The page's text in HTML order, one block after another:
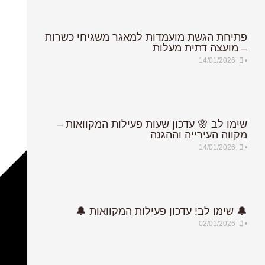
פתיחת הגשת מועמדות למאגר משגיחי כשרות
– מועצה דתית מעלות
•
14/01/2026
שימו לב 🌸 עדכון שעות פעילות המקוואות –
מקווה העירייה וההגנה
•
14/01/2026
🔔 שימו לב! עדכון פעילות המקוואות 🔔
•
02/01/2026
פתיחת הגשת מועמדות למאגר משגיחי כשרות
– מועצה דתית מעלות
•
14/01/2026
שימו לב 🌸 עדכון שעות פעילות המקוואות –
מקווה העירייה וההגנה
•
14/01/2026
🔔 שימו לב! עדכון פעילות המקוואות 🔔
•
02/01/2026